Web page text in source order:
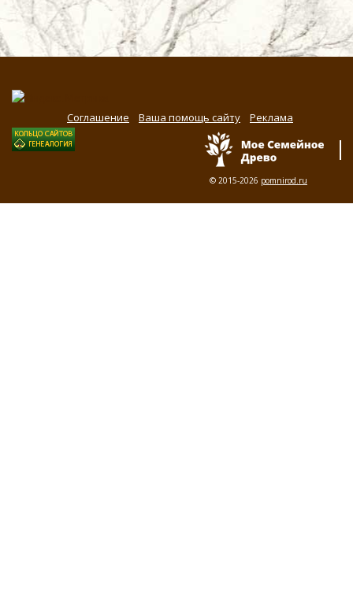
Соглашение Ваша помощь сайту Реклама
© 2015-2026 pomnirod.ru